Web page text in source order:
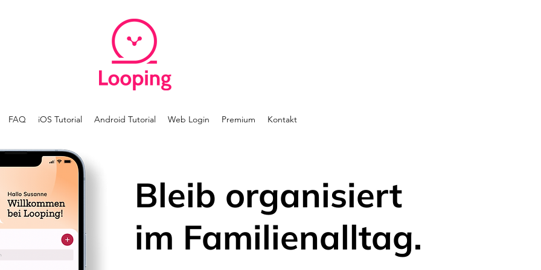
FAQ iOS Tutorial Android Tutorial Web Login Premium Kontakt
Bleib organisiert
im Familienalltag.